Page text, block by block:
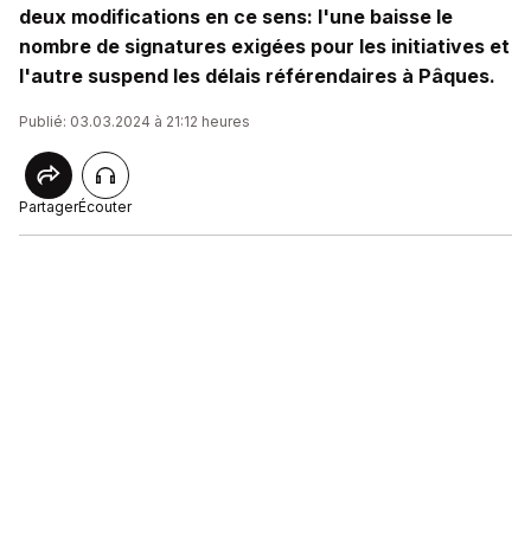
deux modifications en ce sens: l'une baisse le
nombre de signatures exigées pour les initiatives et
l'autre suspend les délais référendaires à Pâques.
Publié: 03.03.2024 à 21:12 heures
PartagerÉcouter